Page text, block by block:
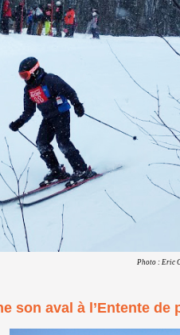
son aval à l’Entente